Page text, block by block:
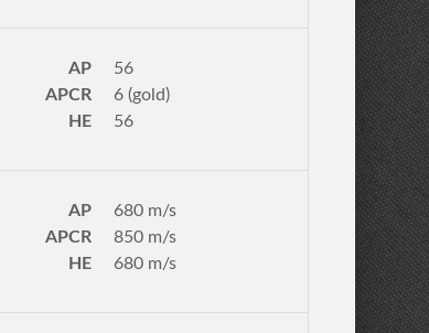
AP
56
APCR
6 (gold)
HE
56
AP
680 m/s
APCR
850 m/s
HE
680 m/s